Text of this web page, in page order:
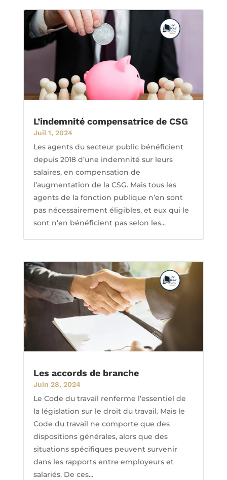
L’indemnité compensatrice de CSG
Juil 1, 2024
Les agents du secteur public bénéficient
depuis 2018 d’une indemnité sur leurs
salaires, en compensation de
l’augmentation de la CSG. Mais tous les
agents de la fonction publique n’en sont
pas nécessairement éligibles, et eux qui le
sont n’en bénéficient pas selon les...
Les accords de branche
Juin 28, 2024
Le Code du travail renferme l’essentiel de
la législation sur le droit du travail. Mais le
Code du travail ne comporte que des
dispositions générales, alors que des
situations spécifiques peuvent survenir
dans les rapports entre employeurs et
salariés. De ces...